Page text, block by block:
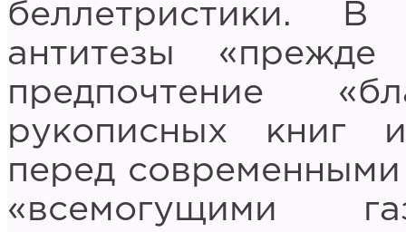
беллетристики. В
антитезы
предпочтение
рукописных книг
перед
«всемогущими